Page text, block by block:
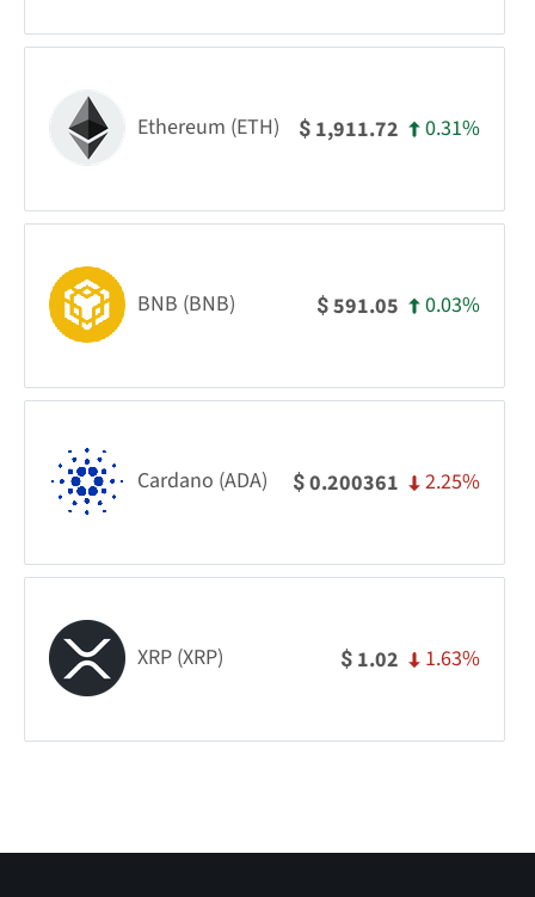
Ethereum (ETH) $ 1,911.72 0.31%
BNB (BNB) $591.05 0.03%
Cardano (ADA) $0.200361 2.25%
XRP (XRP) $ 1.02 1.63%